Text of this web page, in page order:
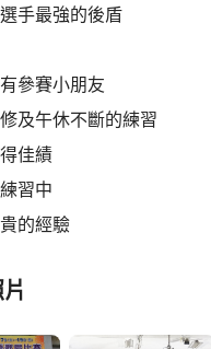
手最強的後盾
參賽小朋友
及午休不斷的練習
佳績
習中
的經驗